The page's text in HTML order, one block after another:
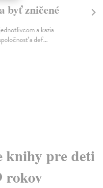
byť zničené
a kazia
a def...
knihy pre deti
rokov